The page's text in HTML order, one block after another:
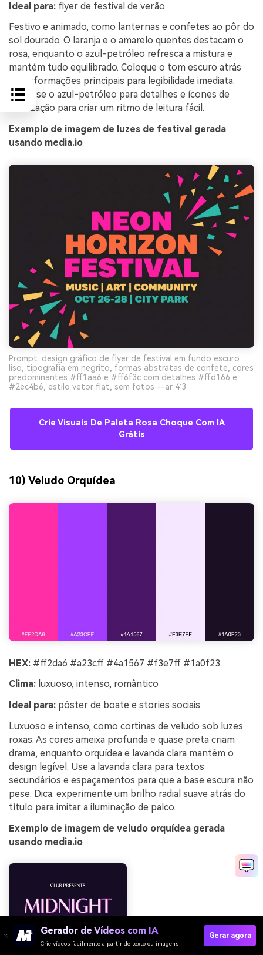
Ideal para: flyer de festival de verão
Festivo e animado, como lanternas e confetes ao pôr do
sol dourado. O laranja e o amarelo quentes destacam o
rosa, enquanto o azul-petróleo refresca a mistura e
mantém tudo equilibrado. Coloque o tom escuro atrás
das informações principais para legibilidade imediata.
Dica: use o azul-petróleo para detalhes e ícones de
localização para criar um ritmo de leitura fácil.
Exemplo de imagem de luzes de festival gerada
usando media.io
Prompt: design gráfico de flyer de festival em fundo escuro
liso, tipografia em negrito, formas abstratas de confete, cores
predominantes #ff1aa6 e #ff6f3c com detalhes #ffd166 e
#2ec4b6, estilo vetor flat, sem fotos --ar 4:3
Crie Visuais De Paleta Rosa Choque Com IA
Grátis
10) Veludo Orquídea
HEX: #ff2da6 #a23cff #4a1567 #f3e7ff #1a0f23
Clima: luxuoso, intenso, romântico
Ideal para: pôster de boate e stories sociais
Luxuoso e intenso, como cortinas de veludo sob luzes
roxas. As cores ameixa profunda e quase preta criam
drama, enquanto orquídea e lavanda clara mantêm o
design legível. Use a lavanda clara para textos
secundários e espaçamentos para que a base escura não
pese. Dica: experimente um brilho radial suave atrás do
título para imitar a iluminação de palco.
Exemplo de imagem de veludo orquídea gerada
usando media.io
Gerador de Vídeos com IA
Crie vídeos facilmente a partir de texto ou imagens
Gerar agora